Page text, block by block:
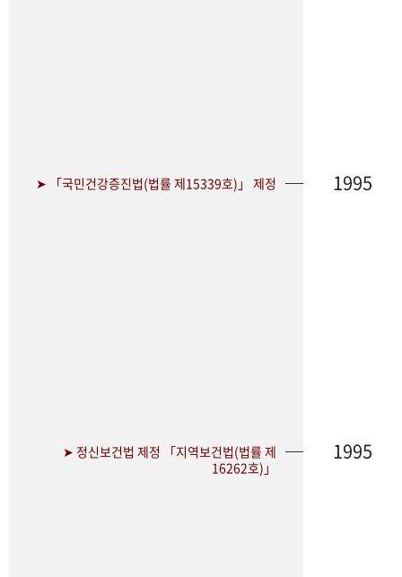
➤ 「국민건강증진법(법률 제15339호)」 제정 1995
➤ 정신보건법 제정 「지역보건법(법률 제
16262호)」
1995